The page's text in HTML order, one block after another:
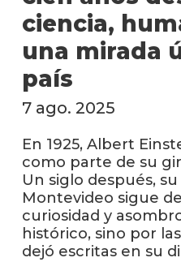
ciencia,
una mirada
país
7 ago. 2025
En 1925, Albert
como parte de su
Un siglo después,
Montevideo sigue
curiosidad y
histórico, sino por
dejó escritas en su